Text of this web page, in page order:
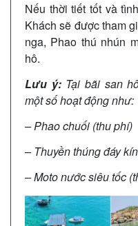
Nếu thời tiết tốt và
Khách sẽ được tham
nga, Phao thú nhún
hô.
Lưu ý:Tại bãi san
một số hoạt động như:
– Phao chuối (thu phí)
– Thuyền thúng đáy
– Moto nước siêu tốc